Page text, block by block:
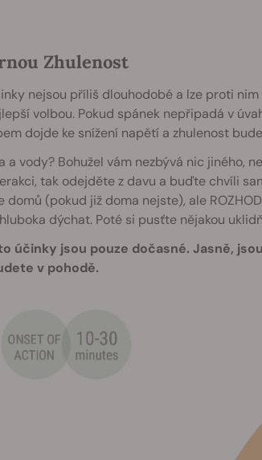
Zhulenost
nejsou příliš dlouhodobé a lze proti
volbou. Pokud spánek nepřipadá v
dojde ke snížení napětí a zhulenost
a vody? Bohužel vám nezbývá nic jiného,
tak odejděte z davu a buďte chvíli
(pokud již doma nejste), ale
dýchat. Poté si pusťte nějakou
účinky jsou pouze dočasné. Jasně,
v pohodě.